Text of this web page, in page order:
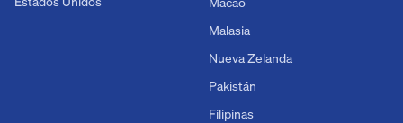
Malasia
Nueva Zelanda
Pakistán
Filipinas